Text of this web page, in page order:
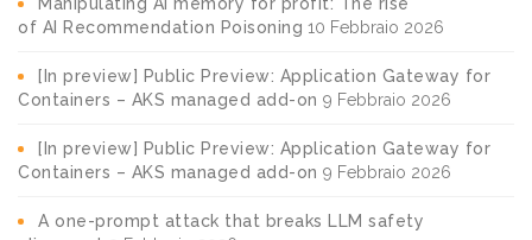
of AI Recommendation Poisoning 10 Febbraio 2026
[In preview] Public Preview: Application Gateway for
Containers – AKS managed add-on 9 Febbraio 2026
[In preview] Public Preview: Application Gateway for
Containers – AKS managed add-on 9 Febbraio 2026
A one-prompt attack that breaks LLM safety